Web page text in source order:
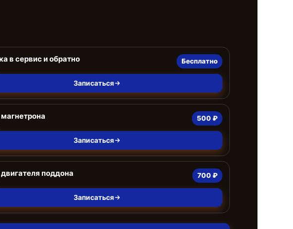
в сервис и обратно Бесплатно
Записаться
500 ₽
Записаться
поддона 700 ₽
Записаться